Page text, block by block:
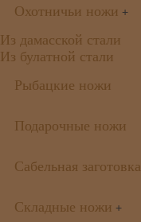
Охотничьи ножи +
Из дамасской стали
Из булатной стали
Рыбацкие ножи
Подарочные ножи
Сабельная заготовка
Складные ножи +